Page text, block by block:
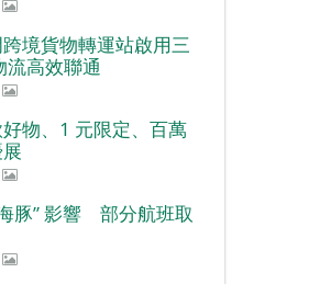
境貨物轉運站啟用三
流高效聯通
物、1 元限定、百萬
豚” 影響 部分航班取